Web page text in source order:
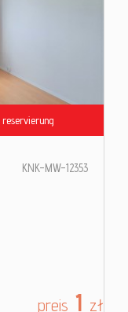
reservierung
KNK-MW-12353
preis 1 zł